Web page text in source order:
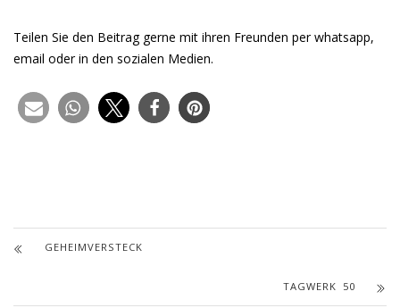
Teilen Sie den Beitrag gerne mit ihren Freunden per whatsapp,
email oder in den sozialen Medien.
GEHEIMVERSTECK
TAGWERK 50